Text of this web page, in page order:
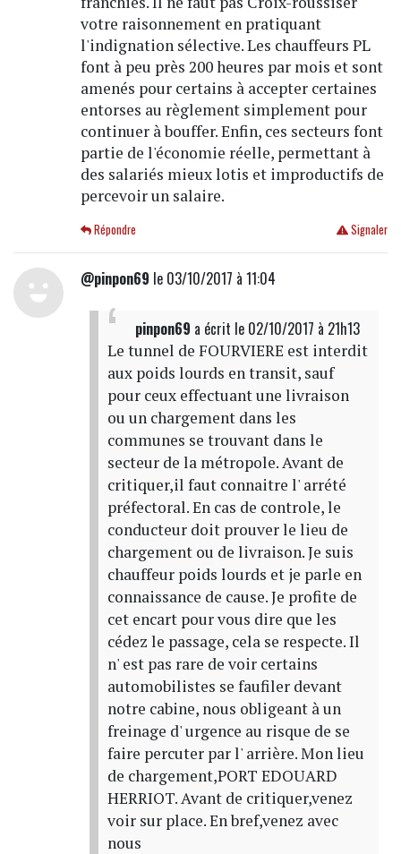
votre raisonnement en pratiquant
l'indignation sélective. Les chauffeurs PL
font à peu près 200 heures par mois et sont
amenés pour certains à accepter certaines
entorses au règlement simplement pour
continuer à bouffer. Enfin, ces secteurs font
partie de l'économie réelle, permettant à
des salariés mieux lotis et improductifs de
percevoir un salaire.
Signaler
Répondre
@pinpon69 le 03/10/2017 à 11:04
pinpon69 a écrit le 02/10/2017 à 21h13
Le tunnel de FOURVIERE est interdit
aux poids lourds en transit, sauf
pour ceux effectuant une livraison
ou un chargement dans les
communes se trouvant dans le
secteur de la métropole. Avant de
critiquer,il faut connaitre l' arrété
préfectoral. En cas de controle, le
conducteur doit prouver le lieu de
chargement ou de livraison. Je suis
chauffeur poids lourds et je parle en
connaissance de cause. Je profite de
cet encart pour vous dire que les
cédez le passage, cela se respecte. Il
n' est pas rare de voir certains
automobilistes se faufiler devant
notre cabine, nous obligeant à un
freinage d' urgence au risque de se
faire percuter par l' arrière. Mon lieu
de chargement,PORT EDOUARD
HERRIOT. Avant de critiquer,venez
voir sur place. En bref,venez avec
nous